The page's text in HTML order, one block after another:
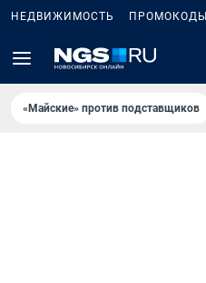
НЕДВИЖИМОСТЬ ПРОМОКОДЫ
«Майские» против подставщиков